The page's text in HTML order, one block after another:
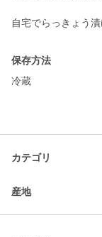
自宅でらっきょう
保存方法
冷蔵
カテゴリ
産地